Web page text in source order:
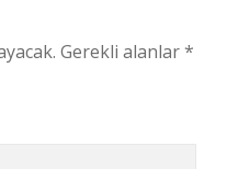
Gerekli alanlar*